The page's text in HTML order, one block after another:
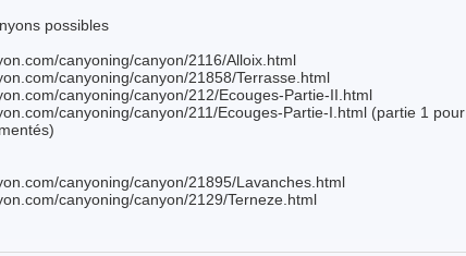
possibles
canyoning/canyon/2116/Alloix.html
canyoning/canyon/21858/Terrasse.html
canyoning/canyon/212/Ecouges-Partie-II.html
canyoning/canyon/211/Ecouges-Partie-I.html (partie 1 pour
canyoning/canyon/21895/Lavanches.html
canyoning/canyon/2129/Terneze.html